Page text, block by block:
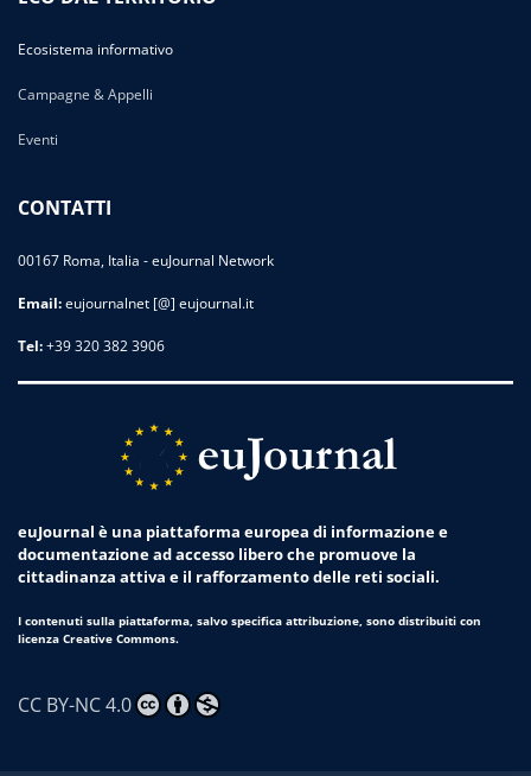
Ecosistema informativo
Campagne & Appelli
Eventi
CONTATTI
00167 Roma, Italia - euJournal Network
Email:eujournalnet [@] eujournal.it
Tel:+39 320 382 3906
euJournal è una piattaforma europea di informazione e
documentazione ad accesso libero che promuove la
cittadinanza attiva e il rafforzamento delle reti sociali.
I contenuti sulla piattaforma, salvo specifica attribuzione, sono distribuiti con
licenza Creative Commons.
CC BY-NC 4.0